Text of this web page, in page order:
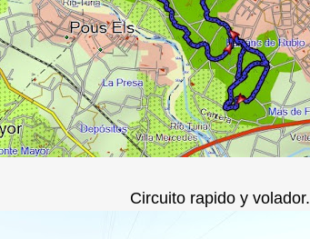
Circuito rapido y volador.